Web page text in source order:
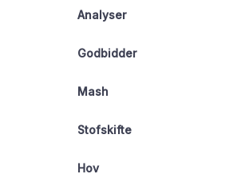
Analyser
Godbidder
Mash
Stofskifte
Hov